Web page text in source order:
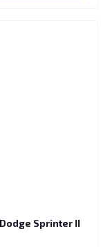
Sprinter II